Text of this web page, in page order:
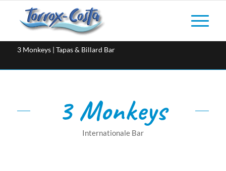
3 Monkeys | Tapas & Billard Bar
3 Monkeys
Internationale Bar